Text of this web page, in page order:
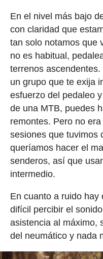
En el nivel más bajo
con claridad que
tan solo notamos que
no es habitual,
terrenos
un grupo que te exija
esfuerzo del pedaleo
de una MTB, puedes
remontes. Pero no
sesiones que tuvimos
queríamos hacer el
senderos, así que
intermedio.
En cuanto a ruido hay
difícil percibir el
asistencia al máximo,
del neumático y nada